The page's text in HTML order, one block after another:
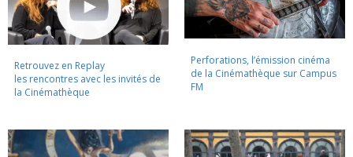
Retrouvez en Replay
les rencontres avec les invités de
la Cinémathèque
Perforations, l’émission cinéma
de la Cinémathèque sur Campus
FM